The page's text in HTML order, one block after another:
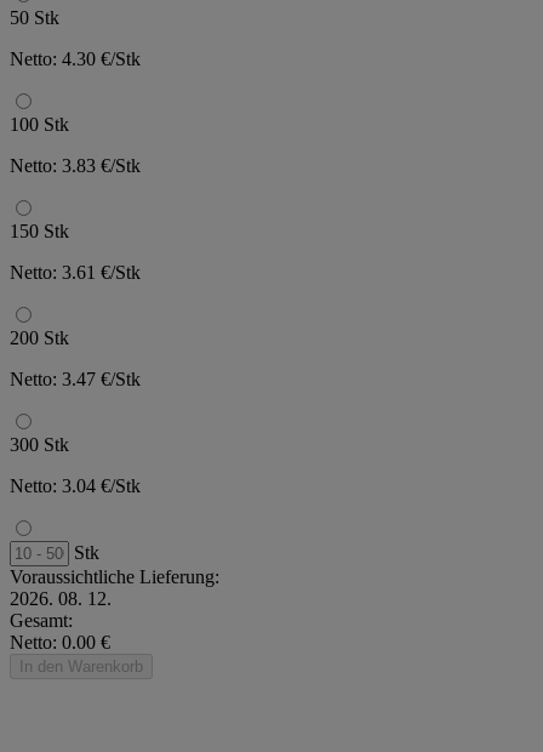
50 Stk
Netto: 4.30 €/Stk
100 Stk
Netto: 3.83 €/Stk
150 Stk
Netto: 3.61 €/Stk
200 Stk
Netto: 3.47 €/Stk
300 Stk
Netto: 3.04 €/Stk
Stk
Voraussichtliche Lieferung:
2026. 08. 12.
Gesamt:
Netto: 0.00 €
In den Warenkorb